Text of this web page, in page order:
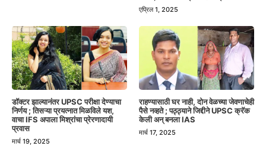
एप्रिल 1, 2025
डॉक्टर झाल्यानंतर UPSC परीक्षा देण्याचा
निर्णय ; तिसऱ्या प्रयत्नात मिळविले यश,
वाचा IFS अपाला मिश्रांचा प्रेरणादायी
प्रवास
मार्च 19, 2025
राहण्यासाठी घर नाही, दोन वेळच्या जेवणाचेही
पैसे नव्हते ; पठ्ठ्याने जिद्दीने UPSC क्रॅक
केली अन् बनला IAS
मार्च 17, 2025